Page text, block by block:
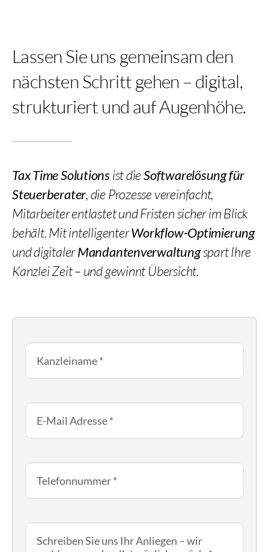
Lassen Sie uns gemeinsam den
nächsten Schritt gehen – digital,
strukturiert und auf Augenhöhe.
Tax Time Solutionsist dieSoftwarelösung für
Steuerberater, die Prozesse vereinfacht,
Mitarbeiter entlastet und Fristen sicher im Blick
behält. Mit intelligenterWorkflow-Optimierung
und digitalerMandantenverwaltungspart Ihre
Kanzlei Zeit – und gewinnt Übersicht.